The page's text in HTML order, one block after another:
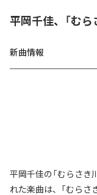
平岡千佳、「む
新曲情報
平岡千佳の「むらさき
れた楽曲は、「むらさ